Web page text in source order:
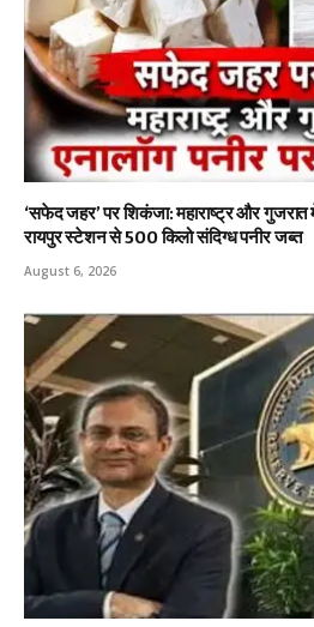
‘सफेद जहर’ पर शिकंजा: महाराष्ट्र और गुजरात
रायपुर स्टेशन से 500 किलो संदिग्ध पनीर जब्त
August 6, 2026